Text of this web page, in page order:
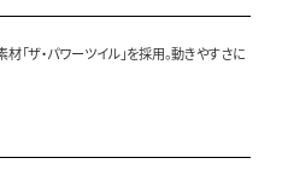
「ザ・パワーツイル」を採用。動きやすさに